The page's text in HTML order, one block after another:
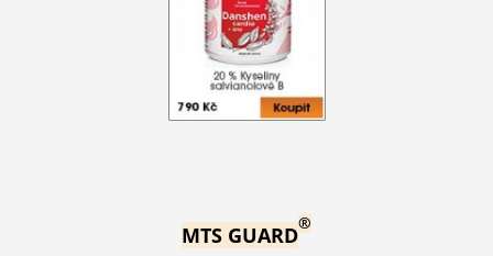
MTS GUARD®